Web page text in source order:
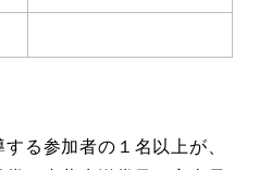
る参加者の１名以上が、